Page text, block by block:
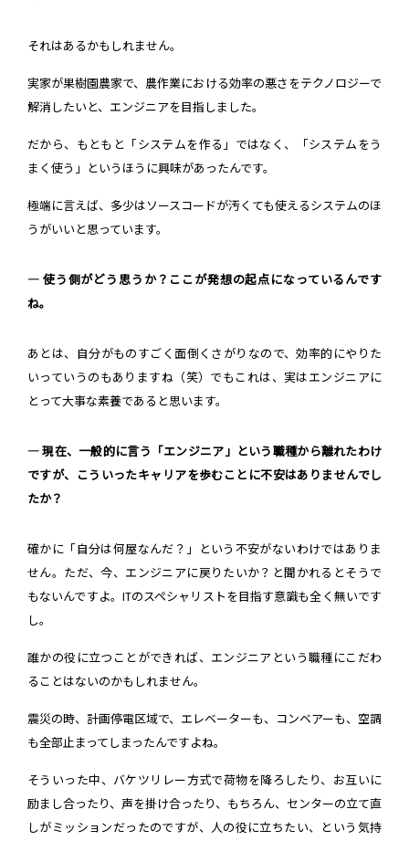
それはあるかもしれません。
実家が果樹園農家で、農作業における効率の悪さをテクノロジーで
解消したいと、エンジニアを目指しました。
だから、もともと「システムを作る」ではなく、「システムをう
まく使う」というほうに興味があったんです。
極端に言えば、多少はソースコードが汚くても使えるシステムのほ
うがいいと思っています。
― 使う側がどう思うか？ここが発想の起点になっているんです
ね。
あとは、自分がものすごく面倒くさがりなので、効率的にやりた
いっていうのもありますね（笑）でもこれは、実はエンジニアに
とって大事な素養であると思います。
― 現在、一般的に言う「エンジニア」という職種から離れたわけ
ですが、こういったキャリアを歩むことに不安はありませんでし
たか？
確かに「自分は何屋なんだ？」という不安がないわけではありま
せん。ただ、今、エンジニアに戻りたいか？と聞かれるとそうで
もないんですよ。ITのスペシャリストを目指す意識も全く無いです
し。
誰かの役に立つことができれば、エンジニアという職種にこだわ
ることはないのかもしれません。
震災の時、計画停電区域で、エレベーターも、コンベアーも、空調
も全部止まってしまったんですよね。
そういった中、バケツリレー方式で荷物を降ろしたり、お互いに
励まし合ったり、声を掛け合ったり、もちろん、センターの立て直
しがミッションだったのですが、人の役に立ちたい、という気持